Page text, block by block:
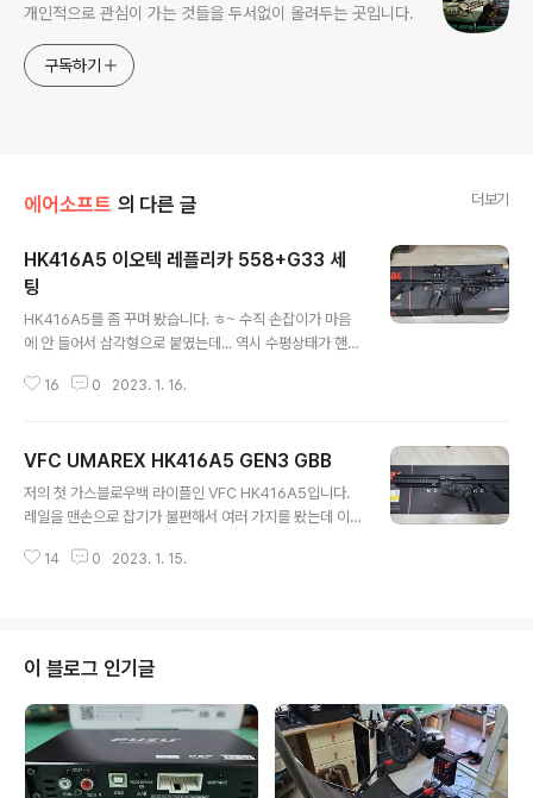
개인적으로 관심이 가는 것들을 두서없이 올려두는 곳입니다.
구독하기
에어소프트 의 다른 글 더보기
HK416A5 이오텍 레플리카 558+G33 세
팅
HK416A5를 좀 꾸며 봤습니다. ㅎ~ 수직 손잡이가 마음
에 안 들어서 삼각형으로 붙였는데... 역시 수평상태가 핸들
가장 마음에 드는 세팅을 찾아야겠네요. 뭐 고증에 목숨 거
리카 시차보정 테스트
16 0 2023. 1. 16.
VFC UMAREX HK416A5 GEN3 GBB
저의 첫 가스블로우백 라이플인 VFC HK416A5입니다.
레일을 맨손으로 잡기가 불편해서 여러 가지를 봤는데 이
지 않네요. ㅎ~ 시간 될 때마다 살펴보면서 부족한(?) 부분
14 0 2023. 1. 15.
이 블로그 인기글